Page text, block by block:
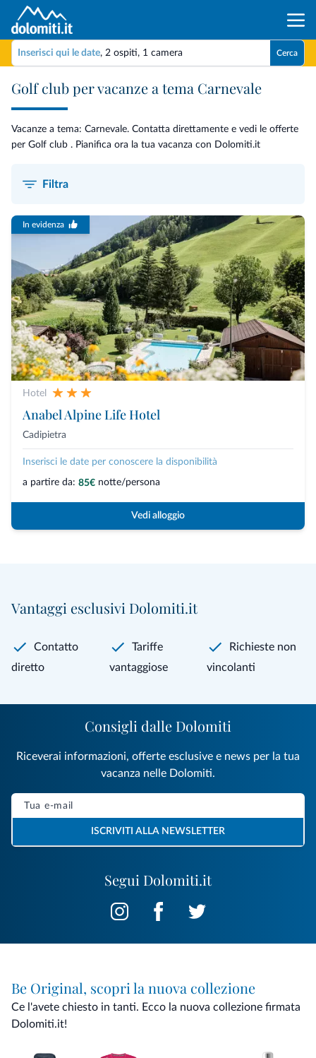
Inserisci qui le date, 2 ospiti, 1 camera Cerca
Golf club per vacanze a tema Carnevale
Vacanze a tema: Carnevale. Contatta direttamente e vedi le offerte
per Golf club . Pianifica ora la tua vacanza con Dolomiti.it
Filtra
In evidenza
Hotel
Anabel Alpine Life Hotel
Cadipietra
Inserisci le date per conoscere la disponibilità
a partire da: 85€ notte/persona
Vedi alloggio
Vantaggi esclusivi Dolomiti.it
Contatto
diretto
Tariffe
vantaggiose
Richieste non
vincolanti
Segui Dolomiti.it
Consigli dalle Dolomiti
Riceverai informazioni, offerte esclusive e news per la tua
vacanza nelle Dolomiti.
ISCRIVITI ALLA NEWSLETTER
Be Original, scopri la nuova collezione
Ce l'avete chiesto in tanti. Ecco la nuova collezione firmata
Dolomiti.it!